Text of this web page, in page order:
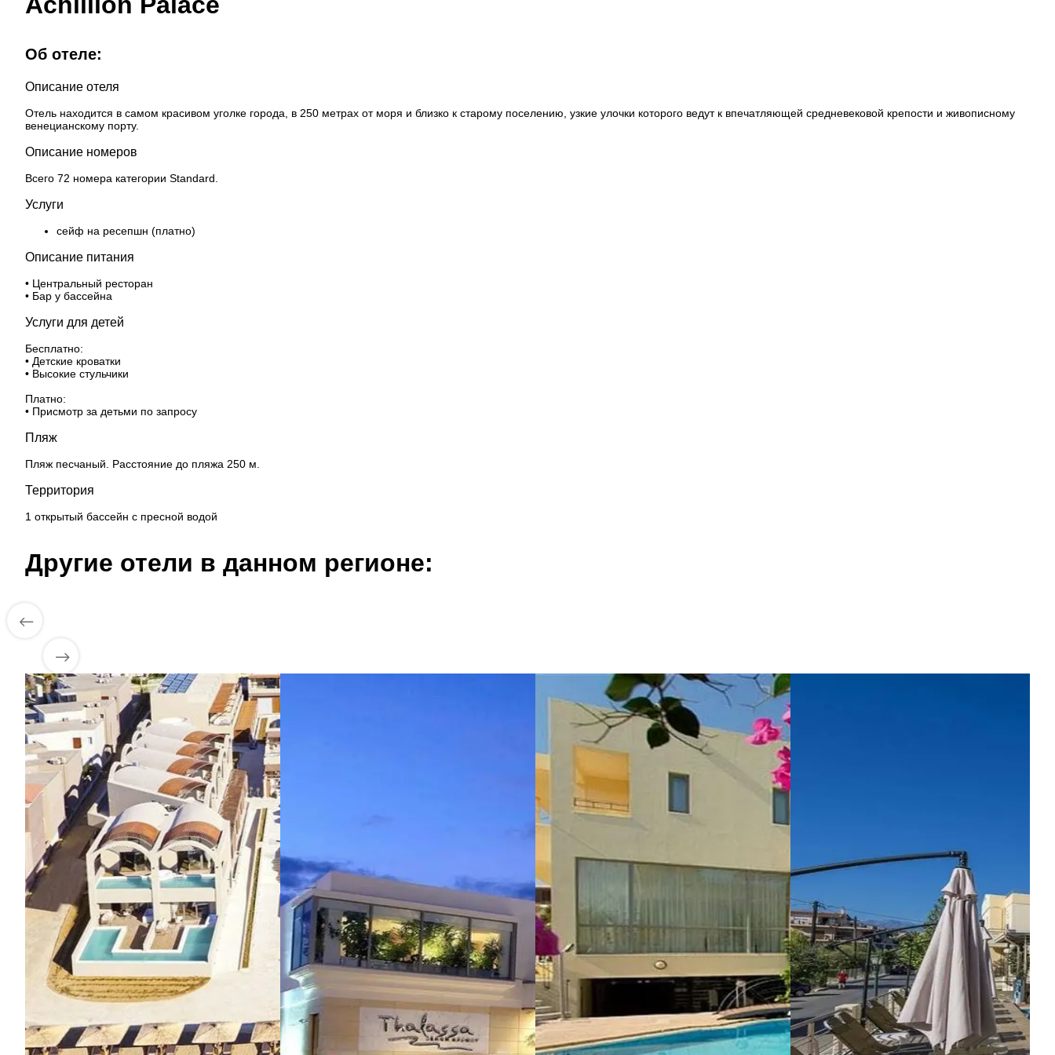
Об отеле:
Описание отеля
Отель находится в самом красивом уголке города, в 250 метрах от моря и близко к старому поселению, узкие улочки которого ведут к впечатляющей средневековой крепости и живописному
венецианскому порту.
Описание номеров
Всего 72 номера категории Standard.
Услуги
сейф на ресепшн (платно)
Описание питания
• Центральный ресторан
• Бар у бассейна
Услуги для детей
Бесплатно:
• Детские кроватки
• Высокие стульчики
Платно:
• Присмотр за детьми по запросу
Пляж
Пляж песчаный. Расстояние до пляжа 250 м.
Территория
1 открытый бассейн с пресной водой
Другие отели в данном регионе: